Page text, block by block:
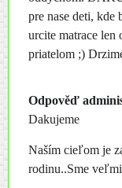
pre nase deti, kde
urcite matrace len
priatelom ;)
Odpověď
Dakujeme
Naším cieľom je
rodinu..Sme